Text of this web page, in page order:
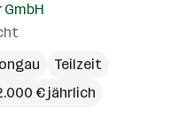
Teilzeit
€ jährlich